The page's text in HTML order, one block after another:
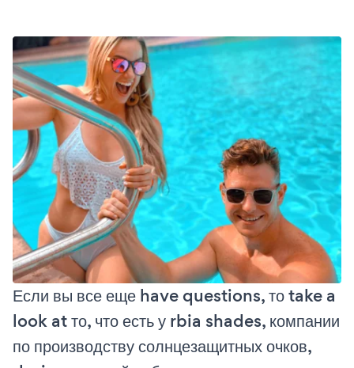
Если вы все еще have questions, то take a
look at то, что есть у rbia shades, компании
по производству солнцезащитных очков,